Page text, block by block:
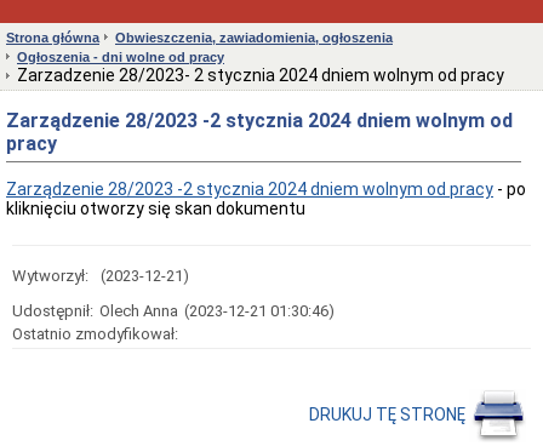
adresowe
Podstawy
prawne
działalności
Osoby
i
kompetencje
Przedmiot
działania
Sprawozdawczość
Statystyki
Strona główna
Obwieszczenia, zawiadomienia, ogłoszenia
Ogłoszenia - dni wolne od pracy
Zarzadzenie 28/2023- 2 stycznia 2024 dniem wolnym od pracy
Zarządzenie 28/2023 -2 stycznia 2024 dniem wolnym od
pracy
Zarządzenie 28/2023 -2 stycznia 2024 dniem wolnym od pracy - po
kliknięciu otworzy się skan dokumentu
Wytworzył:
(2023-12-21)
Udostępnił: Olech Anna (2023-12-21 01:30:46)
Ostatnio zmodyfikował:
DRUKUJ TĘ STRONĘ